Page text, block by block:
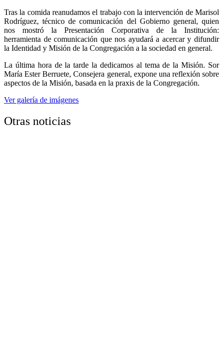
Tras la comida reanudamos el trabajo con la intervención de Marisol
Rodríguez, técnico de comunicación del Gobierno general, quien
nos mostró la Presentación Corporativa de la Institución:
herramienta de comunicación que nos ayudará a acercar y difundir
la Identidad y Misión de la Congregación a la sociedad en general.
La última hora de la tarde la dedicamos al tema de la Misión. Sor
María Ester Berruete, Consejera general, expone una reflexión sobre
aspectos de la Misión, basada en la praxis de la Congregación.
Ver galería de imágenes
Otras noticias